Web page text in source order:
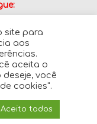
em falta
os direitos
site para
aos
aceita o
você
cookies".
Aceito todos